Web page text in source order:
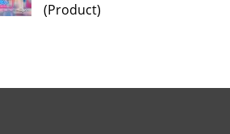
(Product)